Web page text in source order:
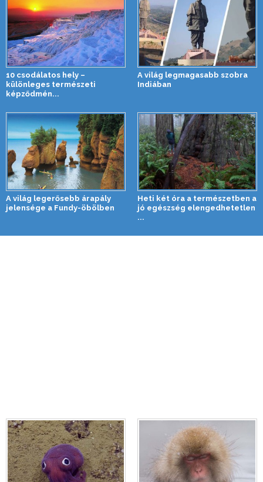
10 csodálatos hely –
különleges természeti
képződmén...
A világ legmagasabb szobra
Indiában
A világ legerősebb árapály
jelensége a Fundy-öbölben
Heti két óra a természetben a
jó egészség elengedhetetlen
...